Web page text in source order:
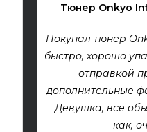
Тюнер Onkyo
Покупал тюнер
быстро, хорошо
отправкой
дополнительные
Девушка, все
как,